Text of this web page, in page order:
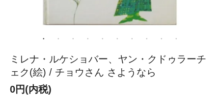
ミレナ・ルケショバー、ヤン・クドゥラーチ
ェク(絵) / チョウさん さようなら
0円(内税)